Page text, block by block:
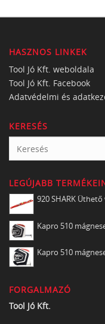
HASZNOS LINKEK
Tool Jó Kft. weboldala
Tool Jó Kft. Facebook
Adatvédelmi és
KERESÉS
LEGÚJABB
920 SHARK
Kapro 510
Kapro 510
FORGALMAZÓ
Tool Jó Kft.